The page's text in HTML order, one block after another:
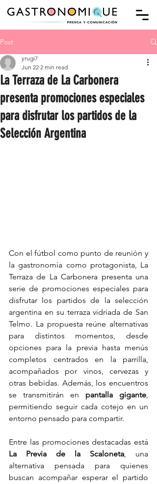
Post
La Terraza de La Carbonera
presenta promociones especiales
para disfrutar los partidos de la
Selección Argentina
yrugi7
Jun 22 2 min read
Con el fútbol como punto de reunión y
la gastronomía como protagonista, La
Terraza de La Carbonera presenta una
serie de promociones especiales para
disfrutar los partidos de la selección
argentina en su terraza vidriada de San
Telmo. La propuesta reúne alternativas
para distintos momentos, desde
opciones para la previa hasta menús
completos centrados en la parrilla,
acompañados por vinos, cervezas y
otras bebidas. Además, los encuentros
se transmitirán en pantalla gigante,
permitiendo seguir cada cotejo en un
entorno pensado para compartir.
La Previa de la Scaloneta, una
alternativa pensada para quienes
buscan acompañar esperar el partido